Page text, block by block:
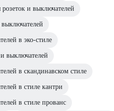
и выключателей
в эко-стиле
выключателей
в скандинавском стиле
в стиле кантри
в стиле прованс